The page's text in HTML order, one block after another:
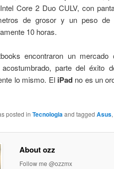
Core 2 Duo CULV, con
de grosor y un peso
10 horas.
encontraron un
parte del éxito
lo mismo. El iPadno es un
posted inTecnologiaand taggedAsus,
About ozz
Follow me @ozzmx